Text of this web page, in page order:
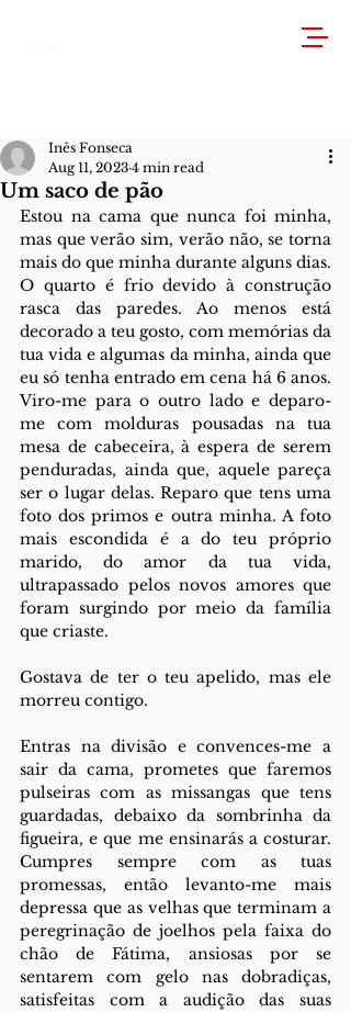
Um saco de pão
Inês Fonseca
Aug 11, 2023 4 min read
Estou na cama que nunca foi minha,
mas que verão sim, verão não, se torna
mais do que minha durante alguns dias.
O quarto é frio devido à construção
rasca das paredes. Ao menos está
decorado a teu gosto, com memórias da
tua vida e algumas da minha, ainda que
eu só tenha entrado em cena há 6 anos.
Viro-me para o outro lado e deparo-
me com molduras pousadas na tua
mesa de cabeceira, à espera de serem
penduradas, ainda que, aquele pareça
ser o lugar delas. Reparo que tens uma
foto dos primos e outra minha. A foto
mais escondida é a do teu próprio
marido, do amor da tua vida,
ultrapassado pelos novos amores que
foram surgindo por meio da família
que criaste.
Gostava de ter o teu apelido, mas ele
morreu contigo.
Entras na divisão e convences-me a
sair da cama, prometes que faremos
pulseiras com as missangas que tens
guardadas, debaixo da sombrinha da
figueira, e que me ensinarás a costurar.
Cumpres sempre com as tuas
promessas, então levanto-me mais
depressa que as velhas que terminam a
peregrinação de joelhos pela faixa do
chão de Fátima, ansiosas por se
sentarem com gelo nas dobradiças,
satisfeitas com a audição das suas